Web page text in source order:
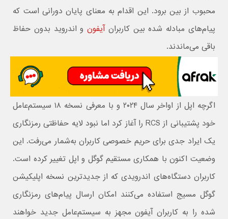
محبوب از بین برود. این اقدام به معنای پایان دورانی است که
پیام‌های مبادله شده بین کاربرانآیفونو اندروید بدون حفاظ
باقی می‌ماندند.
اگرچه اپل از اواخر سال ۲۰۲۴ و با معرفی نسخه ۱۸ سیستم‌عامل
خود پشتیبانی از RCS را آغاز کرد اما نبود لایه حفاظتی رمزنگاری
یک ایراد جدی برای حریم خصوصی کاربران به‌شمار می‌رفت. این
وضعیت اکنون با همکاری مستقیم گوگل و اپل تغییر کرده است.
کاربران دستگاه‌های اندرویدی که از جدیدترین نسخه اپلیکیشن
گوگل مسیج استفاده می‌کنند امکان ارسال پیام‌های رمزنگاری
شده را به کاربران آیفون مجهز به سیستم‌عامل جدید خواهند